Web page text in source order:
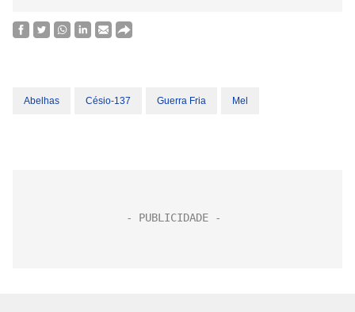
Abelhas Césio-137 Guerra Fria Mel